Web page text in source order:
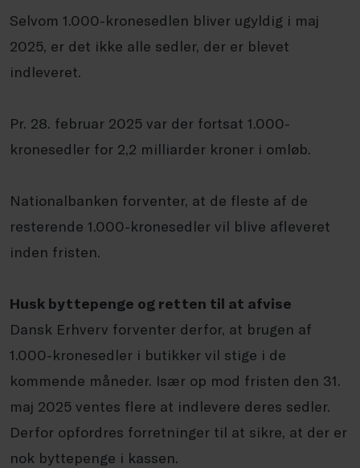
Selvom 1.000-kronesedlen bliver ugyldig i maj
2025, er det ikke alle sedler, der er blevet
indleveret.
Pr. 28. februar 2025 var der fortsat 1.000-
kronesedler for 2,2 milliarder kroner i omløb.
Nationalbanken forventer, at de fleste af de
resterende 1.000-kronesedler vil blive afleveret
inden fristen.
Husk byttepenge og retten til at afvise
Dansk Erhverv forventer derfor, at brugen af
1.000-kronesedler i butikker vil stige i de
kommende måneder. Især op mod fristen den 31.
maj 2025 ventes flere at indlevere deres sedler.
Derfor opfordres forretninger til at sikre, at der er
nok byttepenge i kassen.